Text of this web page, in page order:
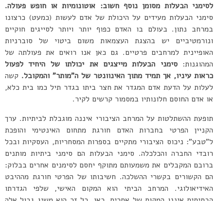
לסימני הבעלות מסומן נוסף חשוב: אוטונומיות או חופש פעולה.
סימני הבעלות מעידים על היכולת של אדם לעשות (כמעט) כרצונו
במרחב נתון. בעולם בו האדם כפוף יותר ויותר לסייגים חוקיים
ונורמטיביים יש בהצגת העצמאות משום ביטוי של סוברניות
האופיינית למרחבים פרטיים. גם כאן אנו רואים את פעולתה של
המהוגנות:סימני הבעלות מייצגים את יכולתו של היחיד לפעול
כראות עיניו, אך תמיד מתוך האינוונטר של ה”מותר” והמקובל. קשה
לעלות על הדעת אדם המגדר את חצר ביתו בגדר תיל כמו בית כלא,
או אדם החוסם חלונותיו במסמור קרשים לקיר.
תופעת ההשתלטות על המרחב הציבורי איננה מוגבלת לביתיות. ערך
הקניין הפרטי בחברות האדם חורגת מתחום האינטימי והופכת
ל”טבע”: ניכוס הציבורי מתקיים בספרות המסחריות, העסקיות ובכל
רובדי החברה והכלכלה. סימני הבעלות הם סימני ביתיות מותנים
ברובם המקבלים את משמעותם מתוקף יחסם לסימנים אחרים בבלוק:
הם הקשורים בקשרי ההשלכה. חשיבותו של הפרטי חורגת מההיבט
האידיאולוגי. המרחב הביתי הוא המקום האישי, שלפי הגדרתו